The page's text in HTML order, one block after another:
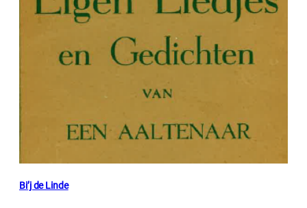
Bi’j de Linde